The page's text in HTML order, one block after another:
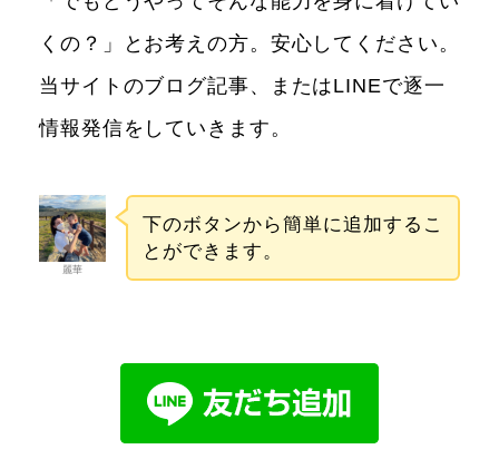
くの？」とお考えの方。安心してください。
当サイトのブログ記事、またはLINEで逐一
情報発信をしていきます。
麗華
下のボタンから簡単に追加するこ
とができます。